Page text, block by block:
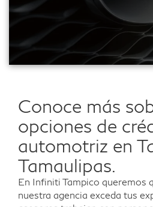
Conoce más
opciones de
automotriz en
Tamaulipas.
En Infiniti Tampico queremos
nuestra agencia exceda tus